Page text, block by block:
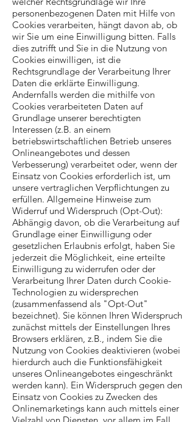
personenbezogenen Daten mit Hilfe von
Cookies verarbeiten, hängt davon ab, ob
wir Sie um eine Einwilligung bitten. Falls
dies zutrifft und Sie in die Nutzung von
Cookies einwilligen, ist die
Rechtsgrundlage der Verarbeitung Ihrer
Daten die erklärte Einwilligung.
Andernfalls werden die mithilfe von
Cookies verarbeiteten Daten auf
Grundlage unserer berechtigten
Interessen (z.B. an einem
betriebswirtschaftlichen Betrieb unseres
Onlineangebotes und dessen
Verbesserung) verarbeitet oder, wenn der
Einsatz von Cookies erforderlich ist, um
unsere vertraglichen Verpflichtungen zu
erfüllen. Allgemeine Hinweise zum
Widerruf und Widerspruch (Opt-Out):
Abhängig davon, ob die Verarbeitung auf
Grundlage einer Einwilligung oder
gesetzlichen Erlaubnis erfolgt, haben Sie
jederzeit die Möglichkeit, eine erteilte
Einwilligung zu widerrufen oder der
Verarbeitung Ihrer Daten durch Cookie-
Technologien zu widersprechen
(zusammenfassend als "Opt-Out"
bezeichnet). Sie können Ihren Widerspruch
zunächst mittels der Einstellungen Ihres
Browsers erklären, z.B., indem Sie die
Nutzung von Cookies deaktivieren (wobei
hierdurch auch die Funktionsfähigkeit
unseres Onlineangebotes eingeschränkt
werden kann). Ein Widerspruch gegen den
Einsatz von Cookies zu Zwecken des
Onlinemarketings kann auch mittels einer